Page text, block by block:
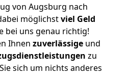
von Augsburg nach
möglichstviel Geld
bei uns genau richtig!
Ihnen zuverlässige und
zu
sich um nichts anderes